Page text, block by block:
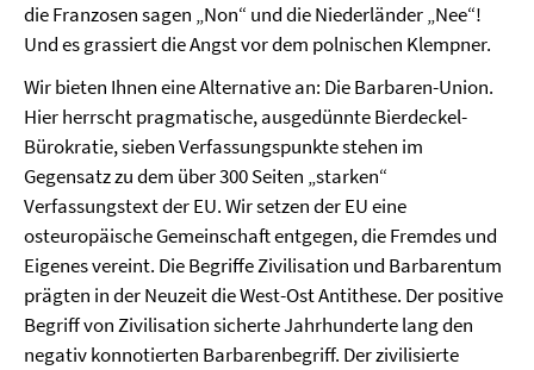
die Franzosen sagen „Non“ und die Niederländer „Nee“!
Und es grassiert die Angst vor dem polnischen Klempner.
Wir bieten Ihnen eine Alternative an: Die Barbaren-Union.
Hier herrscht pragmatische, ausgedünnte Bierdeckel-
Bürokratie, sieben Verfassungspunkte stehen im
Gegensatz zu dem über 300 Seiten „starken“
Verfassungstext der EU. Wir setzen der EU eine
osteuropäische Gemeinschaft entgegen, die Fremdes und
Eigenes vereint. Die Begriffe Zivilisation und Barbarentum
prägten in der Neuzeit die West-Ost Antithese. Der positive
Begriff von Zivilisation sicherte Jahrhunderte lang den
negativ konnotierten Barbarenbegriff. Der zivilisierte